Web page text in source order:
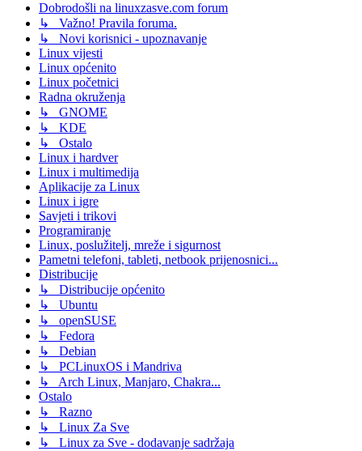
Dobrodošli na linuxzasve.com forum
↳ Važno! Pravila foruma.
↳ Novi korisnici - upoznavanje
Linux vijesti
Linux općenito
Linux početnici
Radna okruženja
↳ GNOME
↳ KDE
↳ Ostalo
Linux i hardver
Linux i multimedija
Aplikacije za Linux
Linux i igre
Savjeti i trikovi
Programiranje
Linux, poslužitelj, mreže i sigurnost
Pametni telefoni, tableti, netbook prijenosnici...
Distribucije
↳ Distribucije općenito
↳ Ubuntu
↳ openSUSE
↳ Fedora
↳ Debian
↳ PCLinuxOS i Mandriva
↳ Arch Linux, Manjaro, Chakra...
Ostalo
↳ Razno
↳ Linux Za Sve
↳ Linux za Sve - dodavanje sadržaja